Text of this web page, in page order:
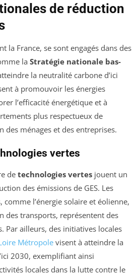
de réduction
la France, se sont engagés dans des
la Stratégie nationale bas-
la neutralité carbone d’ici
à promouvoir les énergies
l’efficacité énergétique et à
plus respectueux de
des ménages et des entreprises.
vertes
de technologies vertes jouent un
des émissions de GES. Les
comme l’énergie solaire et éolienne,
des transports, représentent des
Par ailleurs, des initiatives locales
Métropolevisent à atteindre la
2030, exemplifiant ainsi
locales dans la lutte contre le